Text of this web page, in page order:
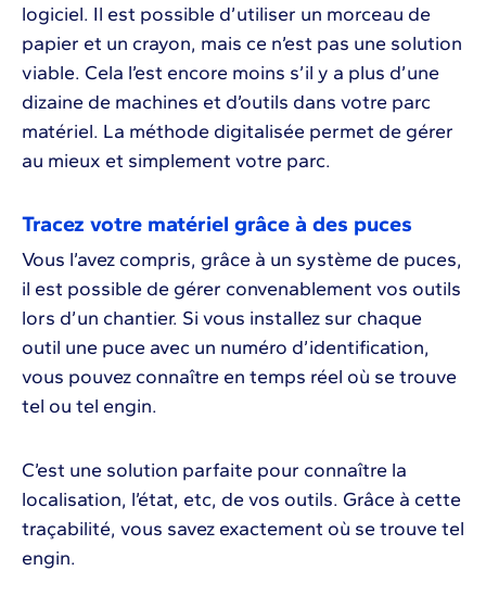
logiciel. Il est possible d’utiliser un morceau de
papier et un crayon, mais ce n’est pas une solution
viable. Cela l’est encore moins s’il y a plus d’une
dizaine de machines et d’outils dans votre parc
matériel. La méthode digitalisée permet de gérer
au mieux et simplement votre parc.
Tracez votre matériel grâce à des puces
Vous l’avez compris, grâce à un système de puces,
il est possible de gérer convenablement vos outils
lors d’un chantier. Si vous installez sur chaque
outil une puce avec un numéro d’identification,
vous pouvez connaître en temps réel où se trouve
tel ou tel engin.
C’est une solution parfaite pour connaître la
localisation, l’état, etc, de vos outils. Grâce à cette
traçabilité, vous savez exactement où se trouve tel
engin.